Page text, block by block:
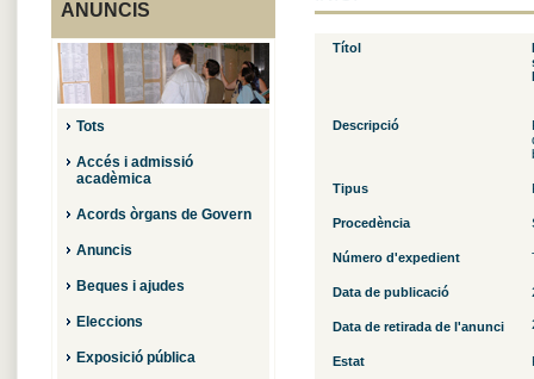
ANUNCIS
Tots
Accés i admissió
acadèmica
Acords òrgans de Govern
Anuncis
Beques i ajudes
Eleccions
Exposició pública
Títol
Descripció
Tipus
Procedència
Número d'expedient
Data de publicació
Data de retirada de l'anunci
Estat